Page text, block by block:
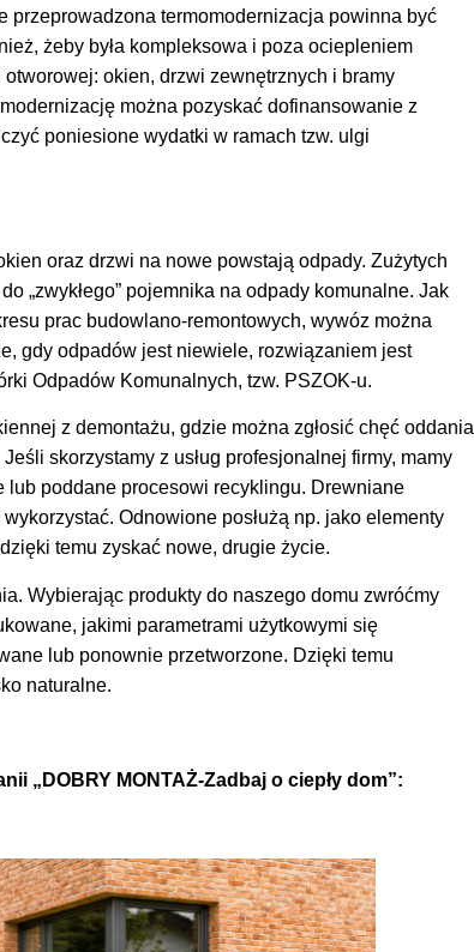
przeprowadzona termomodernizacja powinna być
żeby była kompleksowa i poza ociepleniem
okien, drzwi zewnętrznych i bramy
można pozyskać dofinansowanie z
poniesione wydatki w ramach tzw. ulgi
oraz drzwi na nowe powstają odpady. Zużytych
„zwykłego” pojemnika na odpady komunalne. Jak
prac budowlano-remontowych, wywóz można
gdy odpadów jest niewiele, rozwiązaniem jest
Odpadów Komunalnych, tzw. PSZOK-u.
z demontażu, gdzie można zgłosić chęć oddania
skorzystamy z usług profesjonalnej firmy, mamy
poddane procesowi recyklingu. Drewniane
Odnowione posłużą np. jako elementy
temu zyskać nowe, drugie życie.
Wybierając produkty do naszego domu zwróćmy
jakimi parametrami użytkowymi się
lub ponownie przetworzone. Dzięki temu
naturalne.
„DOBRY MONTAŻ-Zadbaj o ciepły dom”: